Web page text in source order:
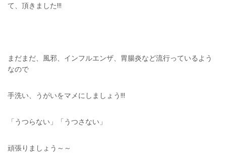
て、頂きました!!!
まだまだ、風邪、インフルエンザ、胃腸炎など流行っているよう
なので
手洗い、うがいをマメにしましょう!!!
「うつらない」「うつさない」
頑張りましょう～～